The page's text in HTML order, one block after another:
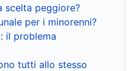
scelta peggiore?
per i minorenni?
il problema
tutti allo stesso